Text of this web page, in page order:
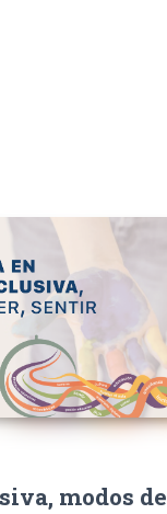
modos de